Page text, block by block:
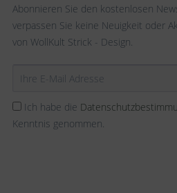
Abonnieren Sie den kostenlosen
verpassen Sie keine Neuigkeit oder
von WollKult Strick - Design.
Ich habe die
Kenntnis genommen.